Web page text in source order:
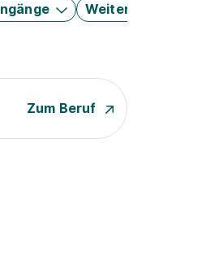
Weitere Filter
Zum Beruf